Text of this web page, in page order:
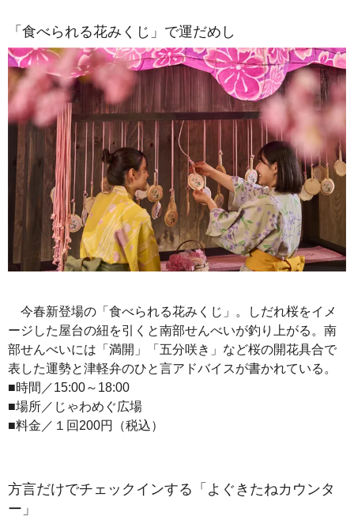
「食べられる花みくじ」で運だめし
今春新登場の「食べられる花みくじ」。しだれ桜をイメ
ージした屋台の紐を引くと南部せんべいが釣り上がる。南
部せんべいには「満開」「五分咲き」など桜の開花具合で
表した運勢と津軽弁のひと言アドバイスが書かれている。
■時間／15:00～18:00
■場所／じゃわめぐ広場
■料金／１回200円（税込）
方言だけでチェックインする「よぐきたねカウンタ
ー」